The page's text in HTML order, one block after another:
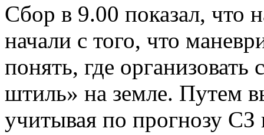
Сбор в 9.00 показал, что
начали с того, что
понять, где
штиль» на земле. Путем
учитывая по прогнозу СЗ